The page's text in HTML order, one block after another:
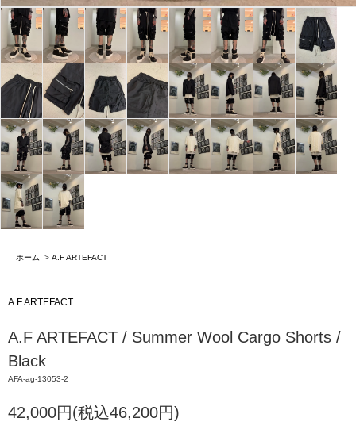
ホーム > A.F ARTEFACT
A.F ARTEFACT
A.F ARTEFACT / Summer Wool Cargo Shorts /
Black
AFA-ag-13053-2
42,000円(税込46,200円)